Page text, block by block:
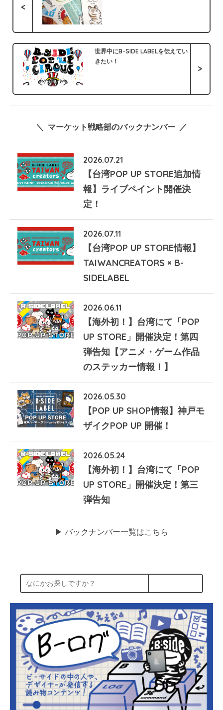
<
世界中にB-SIDE LABELを伝えてい
きたい！
>
＼ マーケット戦略部のバックナンバー ／
2026.07.21
【台湾POP UP STORE追加情
報】ライブペイント開催決
定！
2026.07.11
【台湾POP UP STORE情報】
TAIWANCREATORS × B-
SIDELABEL
2026.06.11
【海外初！】台湾にて「POP
UP STORE」開催決定！第四
弾告知【アニメ・ゲーム作品
のステッカー情報！】
2026.05.30
【POP UP SHOP情報】神戸モ
ザイクPOP UP 開催！
2026.05.24
【海外初！】台湾にて「POP
UP STORE」開催決定！第三
弾告知
▶︎ バックナンバー一覧はこちら